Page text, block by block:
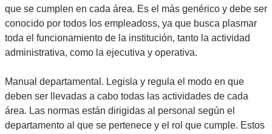
que se cumplen en cada área. Es el más genérico y debe ser
conocido por todos los empleadoss, ya que busca plasmar
toda el funcionamiento de la institución, tanto la actividad
administrativa, como la ejecutiva y operativa.
Manual departamental. Legisla y regula el modo en que
deben ser llevadas a cabo todas las actividades de cada
área. Las normas están dirigidas al personal según el
departamento al que se pertenece y el rol que cumple. Estos